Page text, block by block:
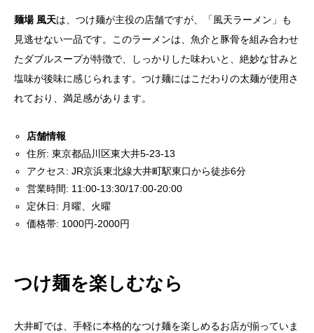
麺場 風天は、つけ麺が主役の店舗ですが、「風天ラーメン」も
見逃せない一品です。このラーメンは、魚介と豚骨を組み合わせ
たダブルスープが特徴で、しっかりした味わいと、絶妙な甘みと
塩味が後味に感じられます。つけ麺にはこだわりの太麺が使用さ
れており、満足感があります。
店舗情報
住所: 東京都品川区東大井5-23-13
アクセス: JR京浜東北線大井町駅東口から徒歩6分
営業時間: 11:00-13:30/17:00-20:00
定休日: 月曜、火曜
価格帯: 1000円-2000円
つけ麺を楽しむなら
大井町では、手軽に本格的なつけ麺を楽しめるお店が揃っていま